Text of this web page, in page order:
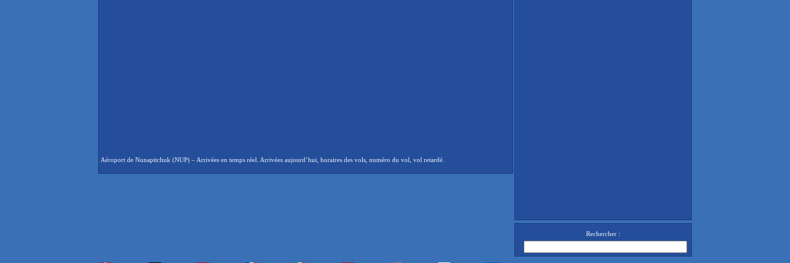
Aéroport de Nunapitchuk (NUP) – Arrivées en temps réel. Arrivées aujourd’hui, horaires des vols, numéro du vol, vol retardé.
Rechercher :